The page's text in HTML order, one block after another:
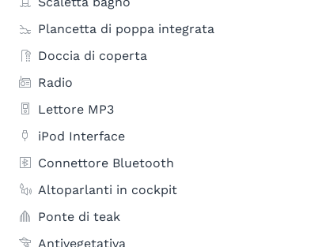
Plancetta di poppa integrata
Doccia di coperta
Radio
Lettore MP3
iPod Interface
Connettore Bluetooth
Altoparlanti in cockpit
Ponte di teak
Antivegetativa